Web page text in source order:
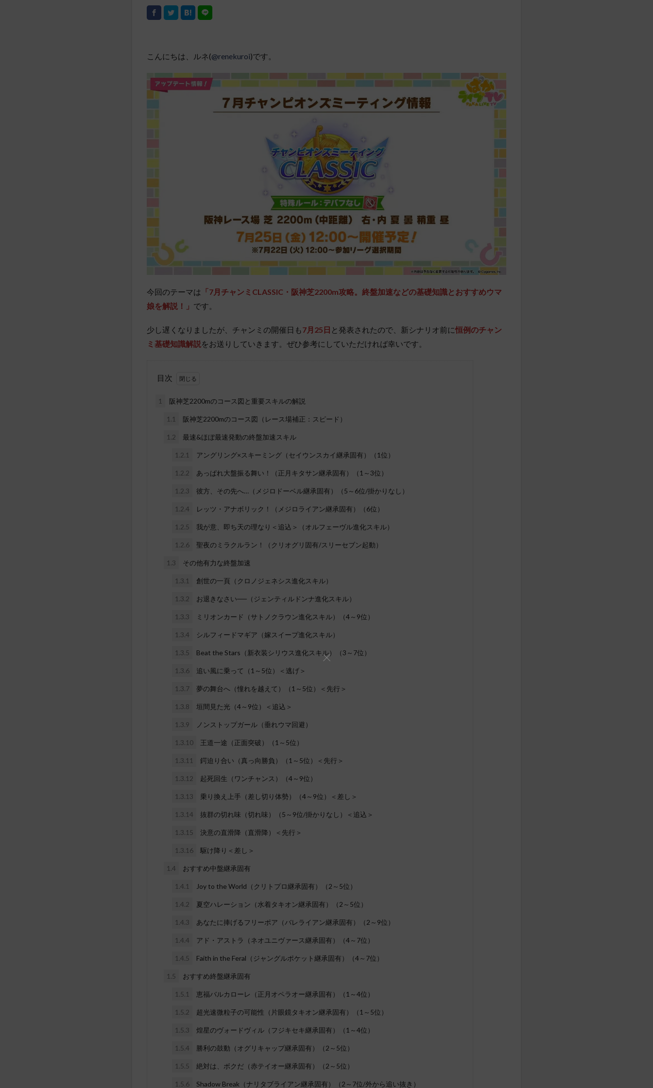
こんにちは、ルネ(@renekuroi)です。
今回のテーマは 「7月チャンミCLASSIC ・阪神芝2200m攻略。終盤加速などの基礎知識とおすすめウマ
娘を解説！」 です。
少し遅くなりましたが、チャンミの開催日も 7月25日 と発表されたので、新シナリオ前に恒例のチャン
ミ基礎知識解説 をお送りしていきます。ぜひ参考にしていただければ幸いです。
目次
1 阪神芝2200mのコース図と重要スキルの解説
1.1 阪神芝2200mのコース図（レース場補正：スピード）
1.2 最速&ほぼ最速発動の終盤加速スキル
1.2.1 アングリング×スキーミング（セイウンスカイ継承固有）（1位）
1.2.2 あっぱれ大盤振る舞い！（正月キタサン継承固有）（1～3位）
1.2.3 彼方、その先へ…（メジロドーベル継承固有）（5～6位/掛かりなし）
1.2.4 レッツ・アナボリック！（メジロライアン継承固有）（6位）
1.2.5 我が意、即ち天の理なり＜追込＞（オルフェーヴル進化スキル）
1.2.6 聖夜のミラクルラン！（クリオグリ固有/スリーセブン起動）
1.3 その他有力な終盤加速
1.3.1 創世の一頁（クロノジェネシス進化スキル）
1.3.2 お退きなさい──（ジェンティルドンナ進化スキル）
1.3.3 ミリオンカード（サトノクラウン進化スキル）（4～9位）
1.3.4 シルフィードマギア（嫁スイープ進化スキル）
1.3.5 Beat the Stars（新衣装シリウス進化スキル）（3～7位）
1.3.6 追い風に乗って（1～5位）＜逃げ＞
1.3.7 夢の舞台へ（憧れを越えて）（1～5位）＜先行＞
1.3.8 垣間見た光（4～9位）＜追込＞
1.3.9 ノンストップガール（垂れウマ回避）
1.3.10 王道一途（正面突破）（1～5位）
1.3.11 鍔迫り合い（真っ向勝負）（1～5位）＜先行＞
1.3.12 起死回生（ワンチャンス）（4～9位）
1.3.13 乗り換え上手（差し切り体勢）（4～9位）＜差し＞
1.3.14 抜群の切れ味（切れ味）（5～9位/掛かりなし）＜追込＞
1.3.15 決意の直滑降（直滑降）＜先行＞
1.3.16 駆け降り＜差し＞
1.4 おすすめ中盤継承固有
1.4.1 Joy to the World（クリトプロ継承固有）（2～5位）
1.4.2 夏空ハレーション（水着タキオン継承固有）（2～5位）
1.4.3 あなたに捧げるフリーポア（バレライアン継承固有）（2～9位）
1.4.4 アド・アストラ（ネオユニヴァース継承固有）（4～7位）
1.4.5 Faith in the Feral（ジャングルポケット継承固有）（4～7位）
1.5 おすすめ終盤継承固有
1.5.1 恵福バルカローレ（正月オペラオー継承固有）（1～4位）
1.5.2 超光速微粒子の可能性（片眼鏡タキオン継承固有）（1～5位）
1.5.3 煌星のヴォードヴィル（フジキセキ継承固有）（1～4位）
1.5.4 勝利の鼓動（オグリキャップ継承固有）（2～5位）
1.5.5 絶対は、ボクだ（赤テイオー継承固有）（2～5位）
1.5.6 Shadow Break（ナリタブライアン継承固有）（2～7位/外から追い抜き）